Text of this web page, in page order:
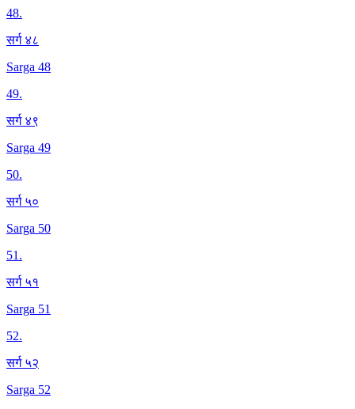
48.
सर्ग ४८
Sarga 48
49.
सर्ग ४९
Sarga 49
50.
सर्ग ५०
Sarga 50
51.
सर्ग ५१
Sarga 51
52.
सर्ग ५२
Sarga 52